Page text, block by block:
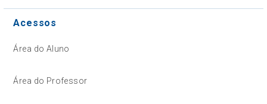
Acessos
Área do Aluno
Área do Professor